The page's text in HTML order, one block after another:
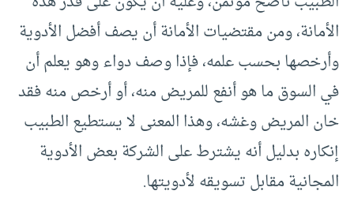
الأمانة، ومن مقتضيات الأمانة أن يصف أفضل الأدوية
وأرخصها بحسب علمه، فإذا وصف دواء وهو يعلم أن
في السوق ما هو أنفع للمريض منه، أو أرخص منه فقد
خان المريض وغشه، وهذا المعنى لا يستطيع الطبيب
إنكاره بدليل أنه يشترط على الشركة بعض الأدوية
المجانية مقابل تسويقه لأدويتها.